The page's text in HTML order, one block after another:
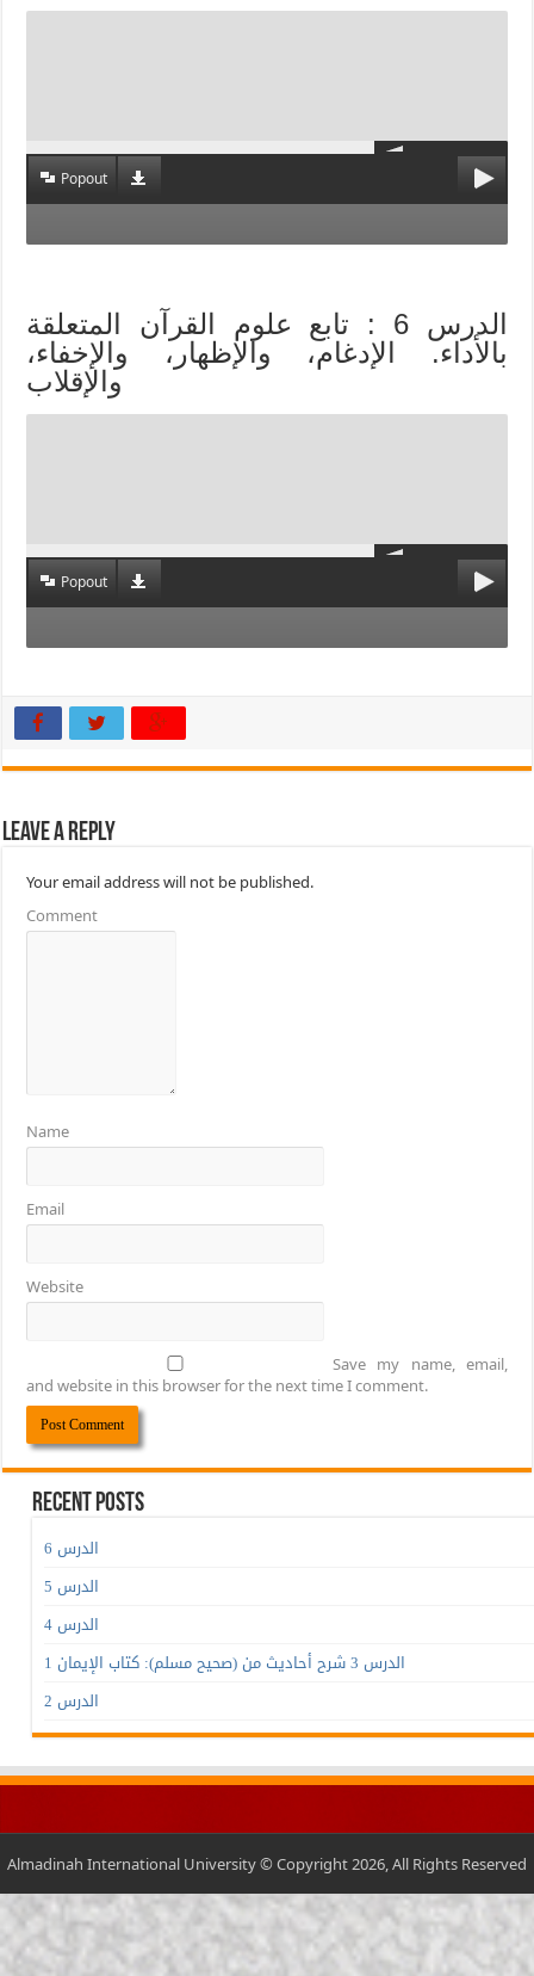
Popout
الدرس 6 : تابع علوم القرآن المتعلقة
بالأداء. الإدغام، والإظهار، والإخفاء،
والإقلاب
Popout
Leave a Reply
Your email address will not be published.
Comment
Name
Email
Website
Save my name, email,
and website in this browser for the next time I comment.
Recent Posts
الدرس 6
الدرس 5
الدرس 4
الدرس 3 شرح أحاديث من (صحيح مسلم): كتاب الإيمان 1
الدرس 2
Almadinah International University © Copyright 2026, All Rights Reserved